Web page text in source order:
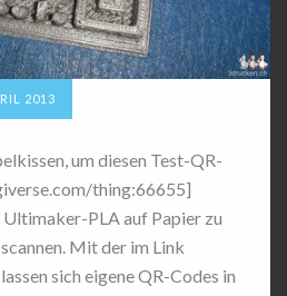
2013
um diesen Test-QR-
thing:66655]
PLA auf Papier zu
Mit der im Link
sich eigene QR-Codes in